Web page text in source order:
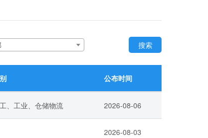
搜索
公布时间
、工业、仓储物流 2026-08-06
2026-08-03